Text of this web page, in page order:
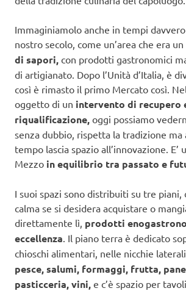
Immaginiamolo anche in tempi
nostro secolo, come un’area che era un
di sapori, con prodotti gastronomici
di artigianato. Dopo l’Unità d’Italia, è
così è rimasto il primo Mercato così.
oggetto di un intervento di recupero
riqualificazione, oggi possiamo
senza dubbio, rispetta la tradizione ma
tempo lascia spazio all’innovazione. E’
Mezzo in equilibrio tra passato e
I suoi spazi sono distribuiti su tre piani,
calma se si desidera acquistare o
direttamente lì, prodotti
eccellenza . Il piano terra è dedicato
chioschi alimentari, nelle nicchie
pesce, salumi, formaggi, frutta,
pasticceria, vini, e c’è spazio per